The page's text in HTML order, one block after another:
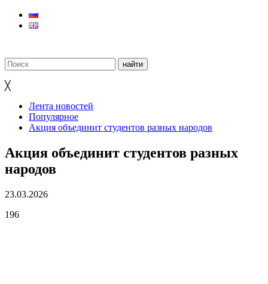
╳
Лента новостей
Популярное
Акция объединит студентов разных народов
Акция объединит студентов разных
народов
23.03.2026
196